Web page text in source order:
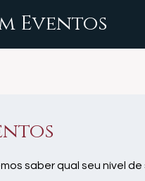
Eventos
saber qual seu nível